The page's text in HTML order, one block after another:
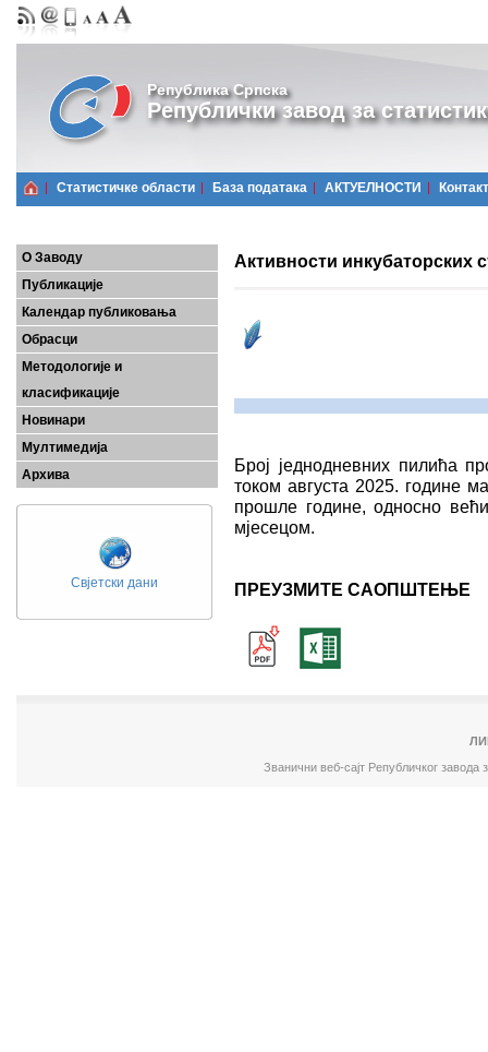
Република Српска
Републички завод за
Статистичке области Базa података АКТУЕЛНОСТИ Контакт
О Заводу
Публикације
Календар публиковања
Обрасци
Методологије и
класификације
Новинари
Мултимедија
Архива
Свјетски дани
Активности инкубаторских
Број једнодневних пилића
током августа 2025. године
прошле године, односно
мјесецом.
ПРЕУЗМИТЕ САОПШТЕЊЕ
Званични веб-сајт Републичког